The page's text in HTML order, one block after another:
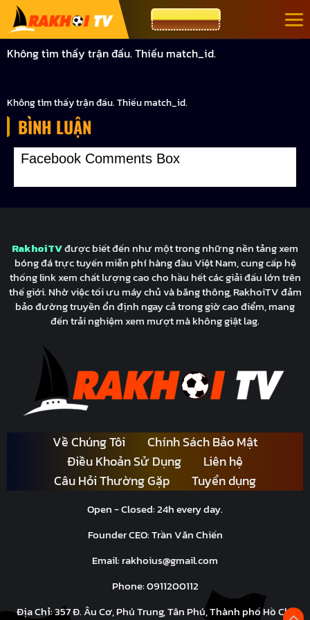
qua
nội
dung
CƯỢC TOPBET
Không tìm thấy trận đấu. Thiếu match_id.
Không tìm thấy trận đấu. Thiếu match_id.
BÌNH LUẬN
Facebook Comments Box
RakhoiTVđược biết đến như một trong những nền tảng xem
bóng đá trực tuyến miễn phí hàng đầu Việt Nam, cung cấp hệ
thống link xem chất lượng cao cho hầu hết các giải đấu lớn trên
thế giới. Nhờ việc tối ưu máy chủ và băng thông, RakhoiTV đảm
bảo đường truyền ổn định ngay cả trong giờ cao điểm, mang
đến trải nghiệm xem mượt mà không giật lag.
Về Chúng Tôi
Chính Sách Bảo Mật
Điều Khoản Sử Dụng
Liên hệ
Câu Hỏi Thường Gặp
Tuyển dụng
Open - Closed: 24h every day.
Founder CEO: Trần Văn Chiến
Email: rakhoius@gmail.com
Phone: 0911200112
Địa Chỉ: 357 Đ. Âu Cơ, Phú Trung, Tân Phú, Thành phố Hồ Chí